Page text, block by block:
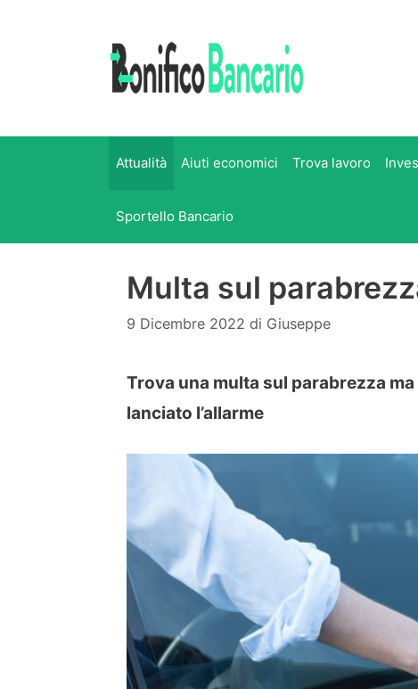
Attualità Aiuti economici Trova lavoro
Sportello Bancario
Multa sul
9 Dicembre 2022 di Giuseppe
Trova una multa sul parabrezza
lanciato l’allarme